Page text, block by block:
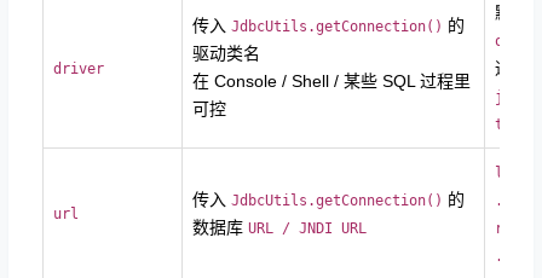
driver
传入 JdbcUtils.getConnection() 的
驱动类名
在 Console / Shell / 某些 SQL 过程里
可控
默认
通常
url
传入 JdbcUtils.getConnection() 的
数据库 URL / JNDI URL
...
..